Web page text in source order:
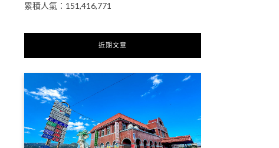
累積人氣：151,416,771
近期文章